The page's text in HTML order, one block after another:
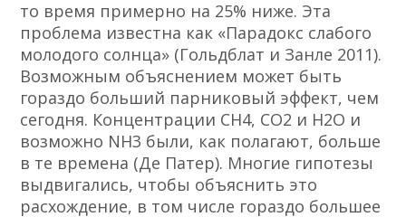
то время примерно на 25% ниже. Эта
проблема известна как «Парадокс слабого
молодого солнца» (Гольдблат и Занле 2011).
Возможным объяснением может быть
гораздо больший парниковый эффект, чем
сегодня. Концентрации СН4, СО2 и Н2О и
возможно NH3 были, как полагают, больше
в те времена (Де Патер). Многие гипотезы
выдвигались, чтобы объяснить это
расхождение, в том числе гораздо большее